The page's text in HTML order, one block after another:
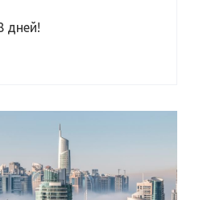
дней!